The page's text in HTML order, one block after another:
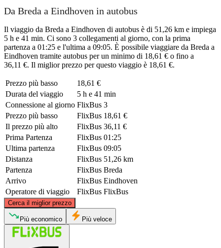
Da Breda a Eindhoven in autobus
Il viaggio da Breda a Eindhoven di autobus è di 51,26 km e impiega
5 h e 41 min. Ci sono 3 collegamenti al giorno, con la prima
partenza a 01:25 e l'ultima a 09:05. È possibile viaggiare da Breda a
Eindhoven tramite autobus per un minimo di 18,61 € o fino a
36,11 €. Il miglior prezzo per questo viaggio è 18,61 €.
Prezzo più basso
18,61 €
Durata del viaggio
5 h e 41 min
Connessione al giorno FlixBus 3
Prezzo più basso
FlixBus 18,61 €
Il prezzo più alto
FlixBus 36,11 €
Prima Partenza
FlixBus 01:25
Ultima partenza
FlixBus 09:05
Distanza
FlixBus 51,26 km
Partenza
FlixBus Breda
Arrivo
FlixBus Eindhoven
Operatore di viaggio
FlixBus FlixBus
Cerca il miglior prezzo
Breda
©CARTO
Più economico Più veloce